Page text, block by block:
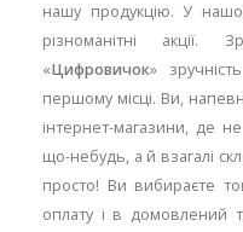
нашу продукцію. У
різноманітні акції.
«Цифровичок»
першому місці. Ви,
інтернет-магазини, де
що-небудь, а й взагалі
просто! Ви вибираєте
оплату і в домовлений